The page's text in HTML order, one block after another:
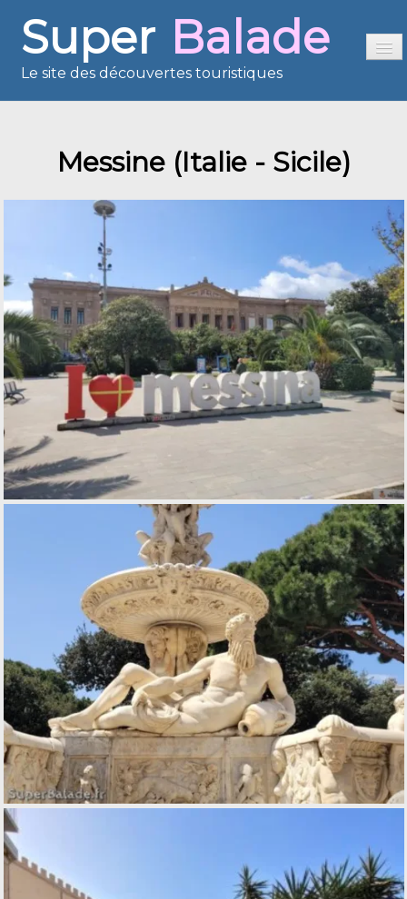
Super Balade
Le site des découvertes touristiques
Sommaire
France en images
Europe en images
Les îles en images
Voisins du Net
Messine (Italie - Sicile)